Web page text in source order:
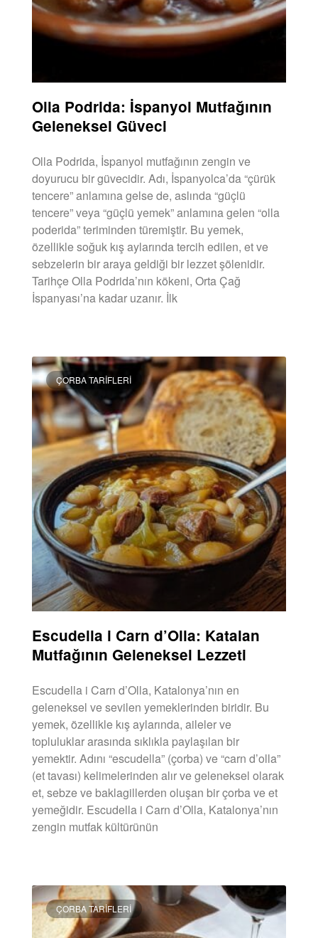
Olla Podrida: İspanyol Mutfağının
Geleneksel Güveci
Olla Podrida, İspanyol mutfağının zengin ve
doyurucu bir güvecidir. Adı, İspanyolca’da “çürük
tencere” anlamına gelse de, aslında “güçlü
tencere” veya “güçlü yemek” anlamına gelen “olla
poderida” teriminden türemiştir. Bu yemek,
özellikle soğuk kış aylarında tercih edilen, et ve
sebzelerin bir araya geldiği bir lezzet şölenidir.
Tarihçe Olla Podrida’nın kökeni, Orta Çağ
İspanyası’na kadar uzanır. İlk
ÇORBA TARIFLERI
Escudella i Carn d’Olla: Katalan
Mutfağının Geleneksel Lezzeti
Escudella i Carn d’Olla, Katalonya’nın en
geleneksel ve sevilen yemeklerinden biridir. Bu
yemek, özellikle kış aylarında, aileler ve
topluluklar arasında sıklıkla paylaşılan bir
yemektir. Adını “escudella” (çorba) ve “carn d’olla”
(et tavası) kelimelerinden alır ve geleneksel olarak
et, sebze ve baklagillerden oluşan bir çorba ve et
yemeğidir. Escudella i Carn d’Olla, Katalonya’nın
zengin mutfak kültürünün
ÇORBA TARIFLERI